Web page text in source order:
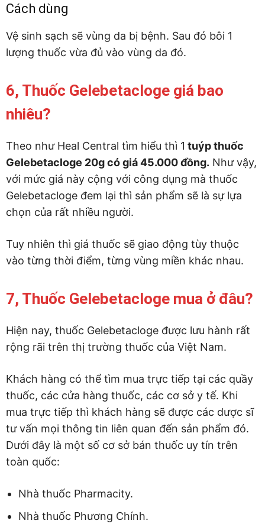
Cách dùng
Vệ sinh sạch sẽ vùng da bị bệnh. Sau đó bôi 1
lượng thuốc vừa đủ vào vùng da đó.
6, Thuốc Gelebetacloge giá bao
nhiêu?
Theo như Heal Central tìm hiểu thì 1 tuýp thuốc
Gelebetacloge 20g có giá 45.000 đồng. Như vậy,
với mức giá này cộng với công dụng mà thuốc
Gelebetacloge đem lại thì sản phẩm sẽ là sự lựa
chọn của rất nhiều người.
Tuy nhiên thì giá thuốc sẽ giao động tùy thuộc
vào từng thời điểm, từng vùng miền khác nhau.
7, Thuốc Gelebetacloge mua ở đâu?
Hiện nay, thuốc Gelebetacloge được lưu hành rất
rộng rãi trên thị trường thuốc của Việt Nam.
Khách hàng có thể tìm mua trực tiếp tại các quầy
thuốc, các cửa hàng thuốc, các cơ sở y tế. Khi
mua trực tiếp thì khách hàng sẽ được các dược sĩ
tư vấn mọi thông tin liên quan đến sản phẩm đó.
Dưới đây là một số cơ sở bán thuốc uy tín trên
toàn quốc:
Nhà thuốc Pharmacity.
Nhà thuốc Phương Chính.